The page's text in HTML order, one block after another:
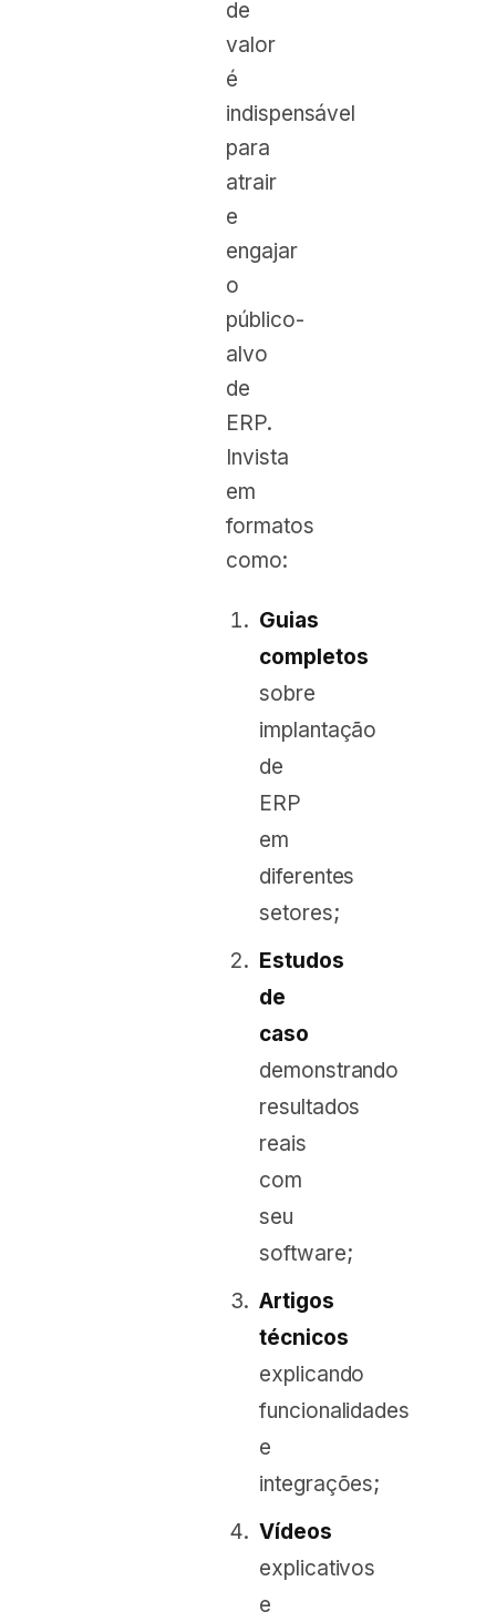
de
valor
é
indispensável
para
atrair
e
engajar
o
público-
alvo
de
ERP.
Invista
em
formatos
como:
Guias
completos
sobre
implantação
de
ERP
em
diferentes
setores;
Estudos
de
caso
demonstrando
resultados
reais
com
seu
software;
Artigos
técnicos
explicando
funcionalidades
e
integrações;
Vídeos
explicativos
e